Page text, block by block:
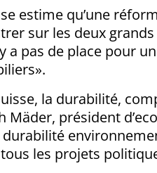
estime qu’une
sur les deux grands
a pas de place pour
la durabilité,
Mäder, président
les projets